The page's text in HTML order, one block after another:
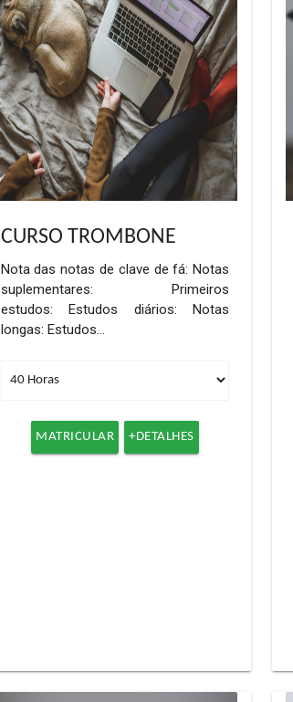
CURSO TROMBONE
Nota das notas de clave de fá: Notas
suplementares: Primeiros
estudos: Estudos diários: Notas
longas: Estudos…
MATRICULAR +DETALHES